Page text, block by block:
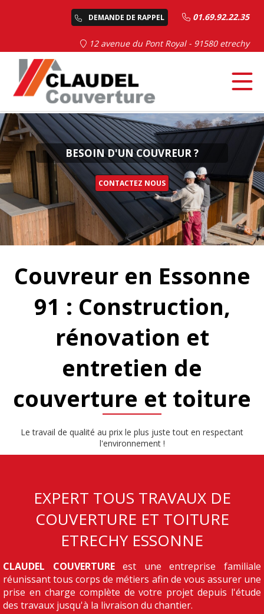
DEMANDE DE RAPPEL 01.69.92.22.35
12 avenue du Pont Royal - 91580 etrechy
BESOIN D'UN COUVREUR ?
CONTACTEZ NOUS
Couvreur en Essonne
91 : Construction,
rénovation et
entretien de
couverture et toiture
Le travail de qualité au prix le plus juste tout en respectant
l'environnement !
EXPERT TOUS TRAVAUX DE
COUVERTURE ET TOITURE
ETRECHY ESSONNE
CLAUDEL COUVERTUREest une entreprise familiale
réunissant tous corps de métiers afin de vous assurer une
prise en charge complète de votre projet depuis l'étude
des travaux jusqu'à la livraison du chantier.